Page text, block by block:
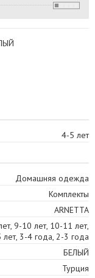
4-5 лет
Домашняя одежда
Комплекты
ARNETTA
9-10 лет, 10-11 лет,
3-4 года, 2-3 года
БЕЛЫЙ
Турция